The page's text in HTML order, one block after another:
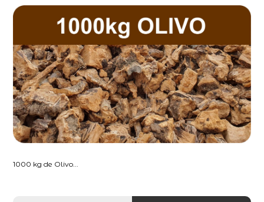
1000 kg de Olivo...